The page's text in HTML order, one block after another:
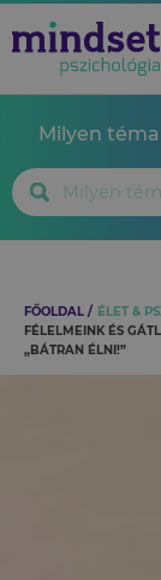
Milyen
FŐOLDAL
ÉLET &
FÉLELMEINK ÉS
„BÁTRAN ÉLNI!”